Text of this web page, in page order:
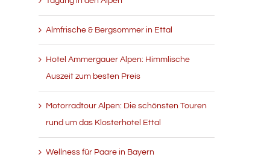
Almfrische & Bergsommer in Ettal
Hotel Ammergauer Alpen: Himmlische
Auszeit zum besten Preis
Motorradtour Alpen: Die schönsten Touren
rund um das Klosterhotel Ettal
Wellness für Paare in Bayern